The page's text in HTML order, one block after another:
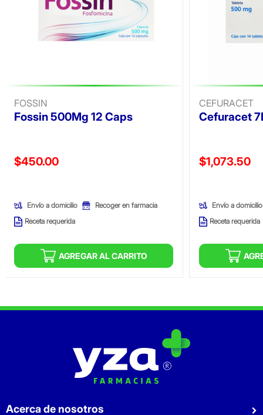
FOSSIN
Fossin 500Mg 12 Caps
Precio reducido de
$450.00
Envío a domicilio
Recoger en farmacia
Receta requerida
AGREGAR AL CARRITO
CEFURACET
Cefuracet
Precio
$1,073.50
Envío a domicilio
Receta requerida
Acerca de nosotros